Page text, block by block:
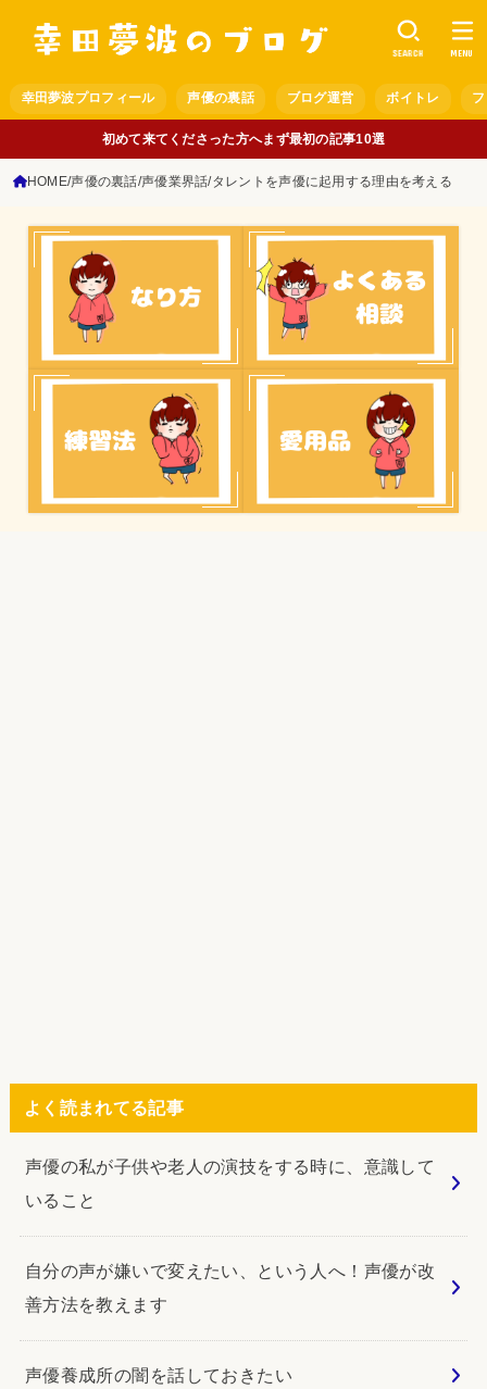
幸田夢波プロフィール 声優の裏話 ブログ運営 ボイトレ
SEARCH MENU
初めて来てくださった方へまず最初の記事10選
HOME 声優の裏話 声優業界話 タレントを声優に起用する理由を考える
よく読まれてる記事
声優の私が子供や老人の演技をする時に、意識して
いること
自分の声が嫌いで変えたい、という人へ！声優が改
善方法を教えます
声優養成所の闇を話しておきたい